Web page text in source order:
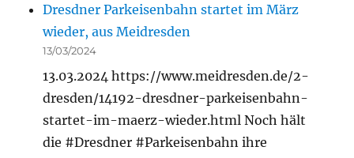
Dresdner Parkeisenbahn startet im März
wieder, aus Meidresden
13/03/2024
13.03.2024 https://www.meidresden.de/2-
dresden/14192-dresdner-parkeisenbahn-
startet-im-maerz-wieder.html Noch hält
die #Dresdner #Parkeisenbahn ihre